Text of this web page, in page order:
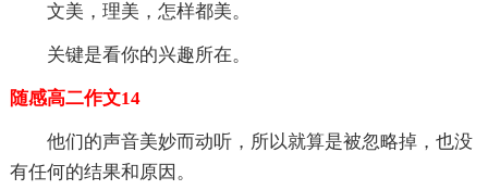
文美，理美，怎样都美。
关键是看你的兴趣所在。
随感高二作文14
他们的声音美妙而动听，所以就算是被忽略掉，也没
有任何的结果和原因。